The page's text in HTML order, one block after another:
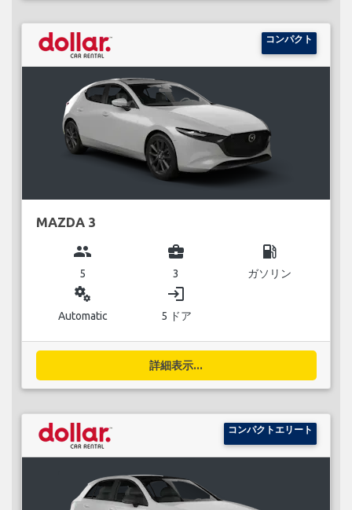
コンパクト
MAZDA 3
group
5
business_center
3
local_gas_station
ガソリン
miscellaneous_services
Automatic
login
5 ドア
詳細表示...
コンパクトエリート